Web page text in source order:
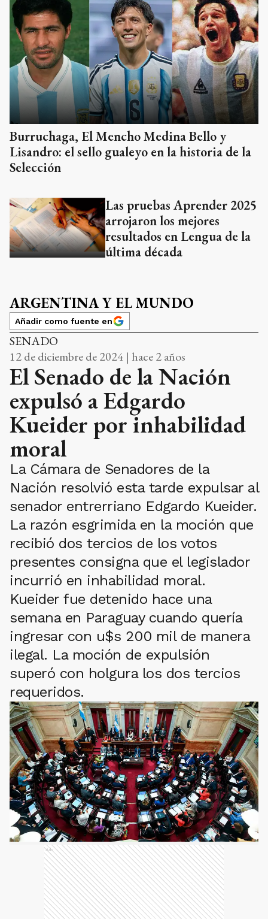
Burruchaga, El Mencho Medina Bello y
Lisandro: el sello gualeyo en la historia de la
Selección
Las pruebas Aprender 2025
arrojaron los mejores
resultados en Lengua de la
última década
ARGENTINA Y EL MUNDO
Añadir como fuente en
SENADO
12 de diciembre de 2024 | hace 2 años
El Senado de la Nación
expulsó a Edgardo
Kueider por inhabilidad
moral
La Cámara de Senadores de la
Nación resolvió esta tarde expulsar al
senador entrerriano Edgardo Kueider.
La razón esgrimida en la moción que
recibió dos tercios de los votos
presentes consigna que el legislador
incurrió en inhabilidad moral.
Kueider fue detenido hace una
semana en Paraguay cuando quería
ingresar con u$s 200 mil de manera
ilegal. La moción de expulsión
superó con holgura los dos tercios
requeridos.
Ads